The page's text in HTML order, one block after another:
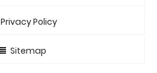
Privacy Policy
Sitemap